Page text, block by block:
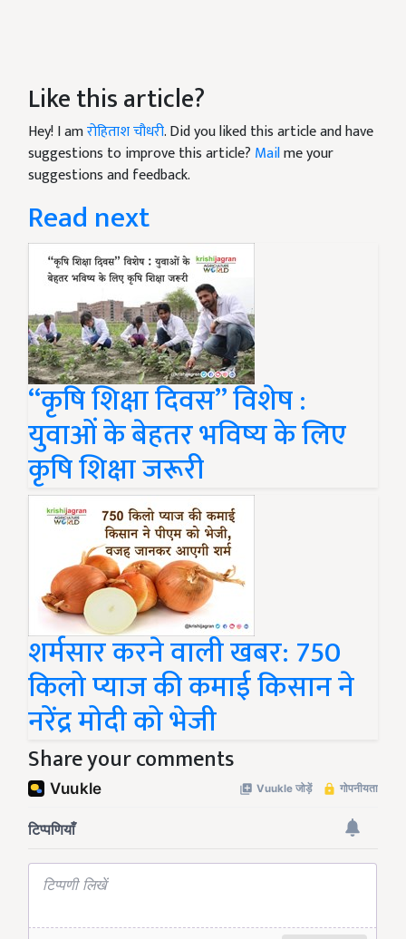
Like this article?
Hey! I amरोहिताश चौधरी. Did you liked this article and have
suggestions to improve this article? Mailme your
suggestions and feedback.
Read next
“कृषि शिक्षा दिवस” विशेष :
युवाओं के बेहतर भविष्य के लिए
कृषि शिक्षा जरूरी
शर्मसार करने वाली खबर: 750
किलो प्याज की कमाई किसान ने
नरेंद्र मोदी को भेजी
Share your comments